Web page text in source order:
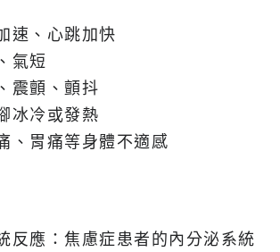
速、心跳加快
氣短
震顫、顫抖
冰冷或發熱
、胃痛等身體不適感
反應：焦慮症患者的內分泌系統